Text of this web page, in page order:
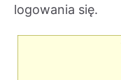
logowania się.